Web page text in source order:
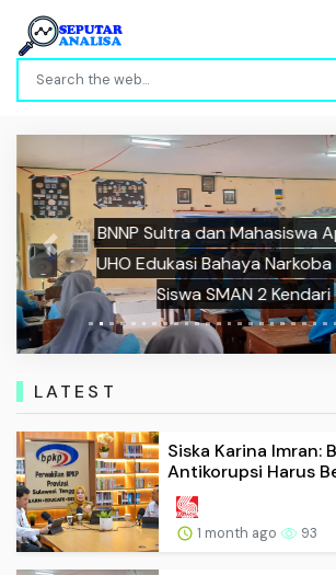
BNNP Sultra dan Mahasiswa
UHO Edukasi Bahaya
Siswa SMAN 2 Kendari
Previous
LATEST
Siska Karina Imran:
Antikorupsi Harus
1 month ago 93